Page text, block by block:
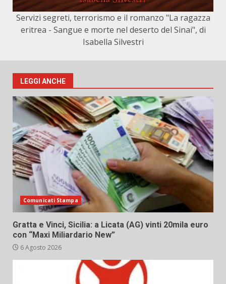
Servizi segreti, terrorismo e il romanzo "La ragazza
eritrea - Sangue e morte nel deserto del Sinai", di
Isabella Silvestri
LEGGI ANCHE
Comunicati Stampa
Gratta e Vinci, Sicilia: a Licata (AG) vinti 20mila euro
con “Maxi Miliardario New”
6 Agosto 2026